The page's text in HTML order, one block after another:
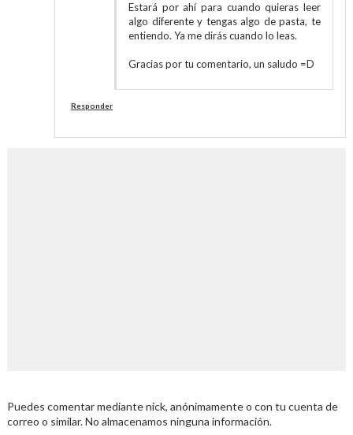
Estará por ahí para cuando quieras leer
algo diferente y tengas algo de pasta, te
entiendo. Ya me dirás cuando lo leas.
Gracias por tu comentario, un saludo =D
Responder
Puedes comentar mediante nick, anónimamente o con tu cuenta de
correo o similar. No almacenamos ninguna información.